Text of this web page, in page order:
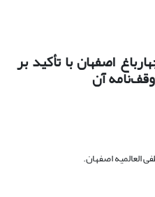
اصفهان با تأکید بر
آن
العالمیه اصفهان.